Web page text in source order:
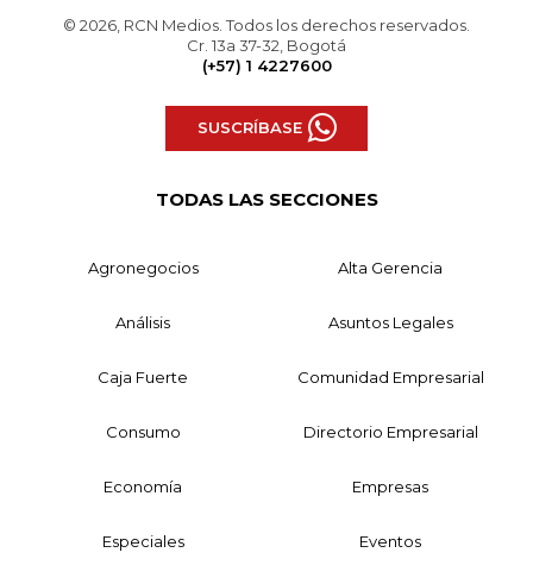
© 2026, RCN Medios. Todos los derechos reservados.
Cr. 13a 37-32, Bogotá
(+57) 1 4227600
SUSCRÍBASE
TODAS LAS SECCIONES
Agronegocios Alta Gerencia
Análisis Asuntos Legales
Caja Fuerte Comunidad Empresarial
Consumo Directorio Empresarial
Economía Empresas
Especiales Eventos